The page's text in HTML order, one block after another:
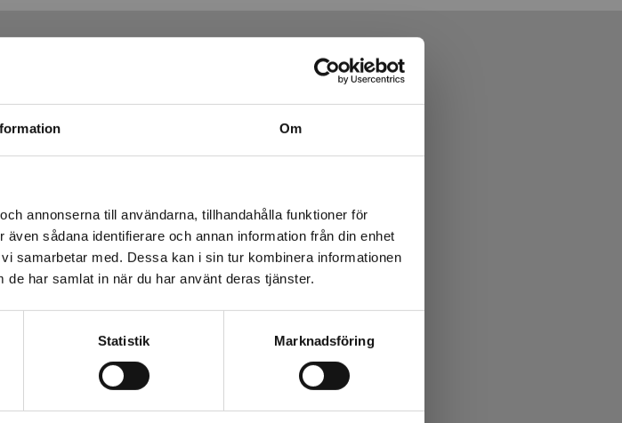
Om
annonserna till användarna, tillhandahålla funktioner för
sådana identifierare och annan information från din enhet
samarbetar med. Dessa kan i sin tur kombinera informationen
har samlat in när du har använt deras tjänster.
Statistik Marknadsföring
studentlitteratur.se via en
inte leveranser utanför
ett köp måste
Läs mer
Hansson, Thomas (red.)
inkl. moms
Exkl. moms: 339 kr